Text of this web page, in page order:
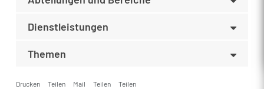
Dienstleistungen
Themen
Drucken Teilen Mail Teilen Teilen